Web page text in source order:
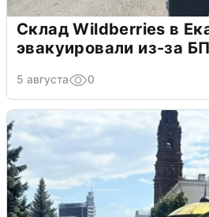
Склад Wildberries в
эвакуировали из-за
5 августа 0